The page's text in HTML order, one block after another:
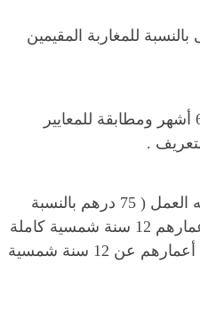
للمغاربة المقيمين
أربعة صور فوتوغرافية للتعريف حديثة لا تتجاوز 6 أشهر ومطابقة للمعايير
.
واجبات التمبر المحدثة بموجب التشريع الجاري به العمل ( 75 درهم بالنسبة
للأشخاص البالغين وكذلك القاصرين الذين تبلغ أعمارهم 12 سنة شمسية كاملة
او اكثر، و 50 درهمًا بالنسبة للقاصرين الذين تقل أعمارهم عن 12 سنة شمسية